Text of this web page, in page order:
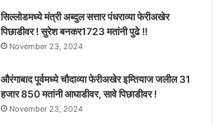
सिल्लोडमध्ये मंत्री अब्दुल सत्तार पंधराव्या फेरीअखेर
पिछाडीवर ! सुरेश बनकर1723 मतांनी पुढे !!
November 23, 2024
औरंगाबाद पूर्वमध्ये चौदाव्या फेरीअखेर इम्तियाज जलील 31
हजार 850 मतांनी आघाडीवर, सावे पिछाडीवर !
November 23, 2024